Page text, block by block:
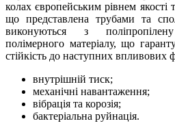
колах європейським рівнем якості
що представлена ​​трубами та
виконуються з
полімерного матеріалу, що
стійкість до наступних впливових
внутрішній тиск;
механічні навантаження;
вібрація та корозія;
бактеріальна руйнація.